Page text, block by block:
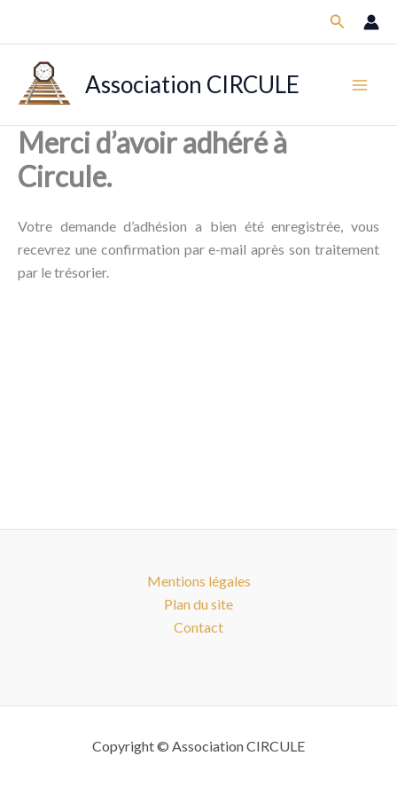
Association CIRCULE
Merci d’avoir adhéré à
Circule.
Votre demande d’adhésion a bien été enregistrée, vous
recevrez une confirmation par e-mail après son traitement
par le trésorier.
Mentions légales
Plan du site
Contact
Copyright © Association CIRCULE